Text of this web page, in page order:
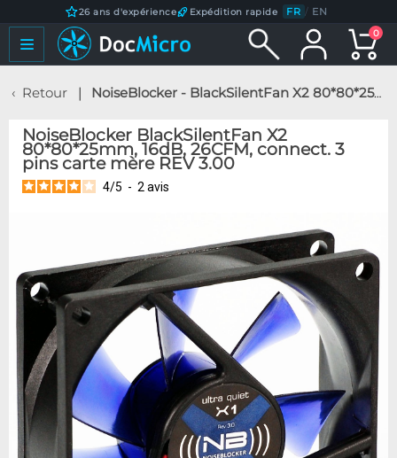
26 ans d'expérience Expédition rapide FR / EN
0
Retour NoiseBlocker - BlackSilentFan X2 80*80*25mm, 16dB, 26CFM, connect. 3 pins carte mère REV 3.00
NoiseBlocker BlackSilentFan X2
80*80*25mm, 16dB, 26CFM, connect. 3
pins carte mère REV 3.00
4/5 - 2 avis